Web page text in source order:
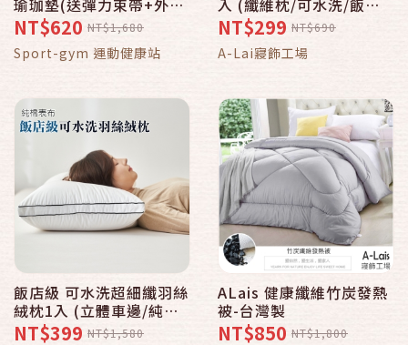
瑜珈墊(送彈力束帶+外出
背袋) 練瑜珈,保護幼兒爬
行,禪修 靜坐,露營睡袋鋪
地 都好用
NT$620 NT$1,680
Sport-gym 運動健康站
入 (纖維枕/可水洗/飯店
枕)
NT$299 NT$690
A-Lai寢飾工場
飯店級 可水洗超細纖羽絲
絨枕1入 (立體車邊/純棉
表布)
NT$399 NT$1,580
ALais 健康纖維竹炭發熱
被-台灣製
NT$850 NT$1,800